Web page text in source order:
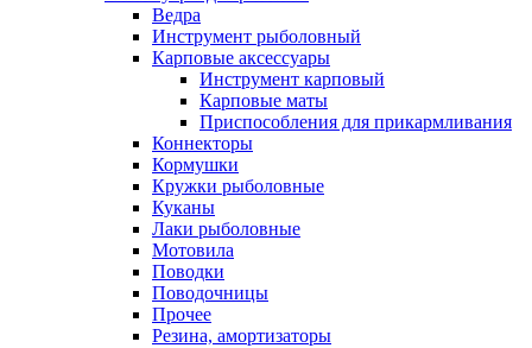
Ведра
Инструмент рыболовный
Карповые аксессуары
Инструмент карповый
Карповые маты
Приспособления для прикармливания
Коннекторы
Кормушки
Кружки рыболовные
Куканы
Лаки рыболовные
Мотовила
Поводки
Поводочницы
Прочее
Резина, амортизаторы